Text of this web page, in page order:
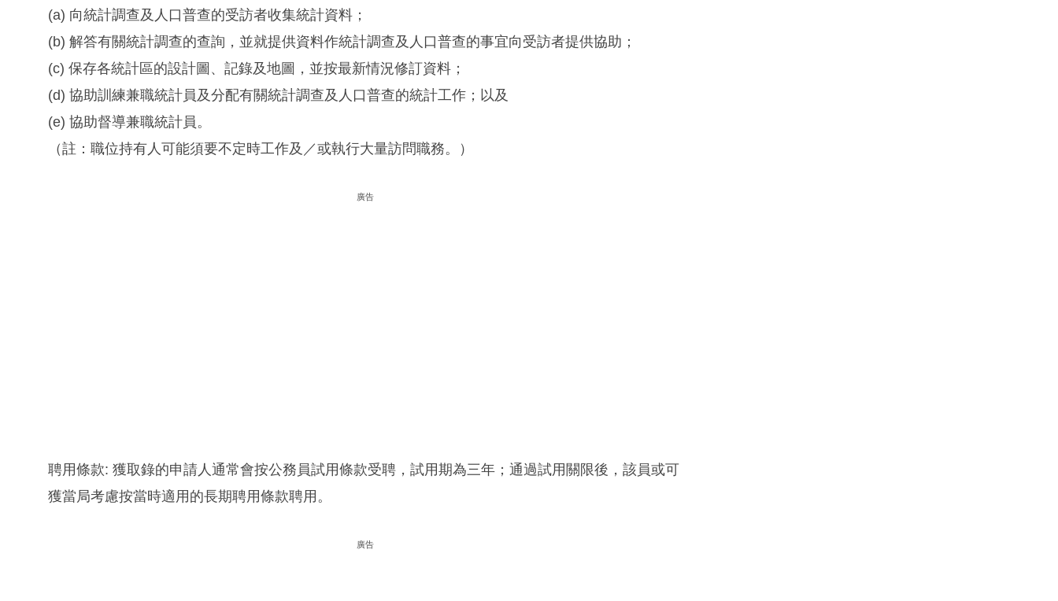
(a) 向統計調查及人口普查的受訪者收集統計資料；
(b) 解答有關統計調查的查詢，並就提供資料作統計調查及人口普查的事宜向受訪者提供協助；
(c) 保存各統計區的設計圖、記錄及地圖，並按最新情況修訂資料；
(d) 協助訓練兼職統計員及分配有關統計調查及人口普查的統計工作；以及
(e) 協助督導兼職統計員。
（註：職位持有人可能須要不定時工作及／或執行大量訪問職務。）
廣告
聘用條款: 獲取錄的申請人通常會按公務員試用條款受聘，試用期為三年；通過試用關限後，該員或可
獲當局考慮按當時適用的長期聘用條款聘用。
廣告